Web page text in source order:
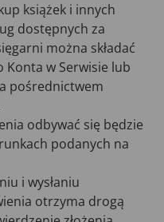
książek i innych
dostępnych za
można składać
Konta w Serwisie lub
pośrednictwem
odbywać się będzie
podanych na
i wysłaniu
otrzyma drogą